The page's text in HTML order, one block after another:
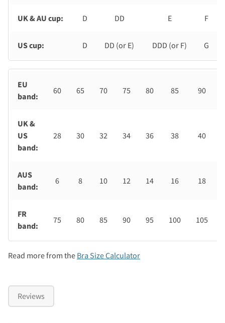
UK & AU cup: D DD E F
US cup: D DD (or E) DDD (or F) G
EU
band:
60 65 70 75 80 85 90
UK &
US
band:
28 30 32 34 36 38 40
AUS
band:
6 8 10 12 14 16 18
FR
band:
75 80 85 90 95 100 105
Read more from the Bra Size Calculator
Reviews